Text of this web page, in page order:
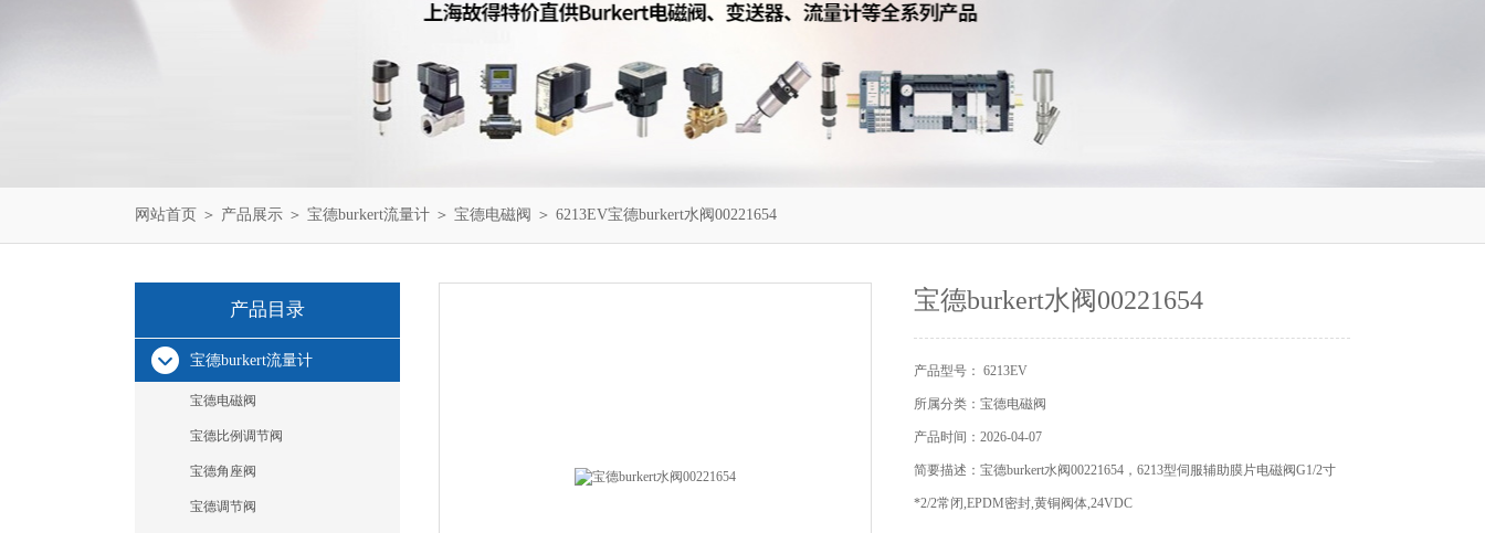
网站首页 ＞ 产品展示 ＞ 宝德burkert流量计 ＞ 宝德电磁阀 ＞ 6213EV宝德burkert水阀00221654
产品目录
宝德burkert流量计
宝德电磁阀
宝德比例调节阀
宝德角座阀
宝德调节阀
宝德burkert水阀00221654
产品型号： 6213EV
所属分类：宝德电磁阀
产品时间：2026-04-07
简要描述：宝德burkert水阀00221654，6213型伺服辅助膜片电磁阀G1/2寸
*2/2常闭,EPDM密封,黄铜阀体,24VDC